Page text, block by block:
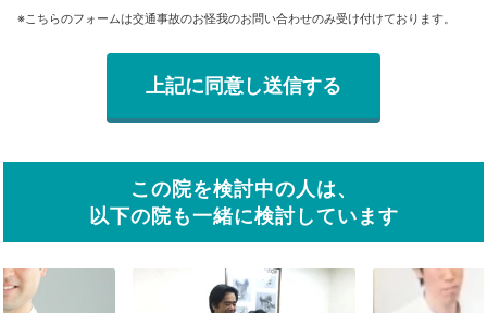
※こちらのフォームは交通事故のお怪我のお問い合わせのみ受け付けております。
この院を検討中の人は、
以下の院も一緒に検討しています